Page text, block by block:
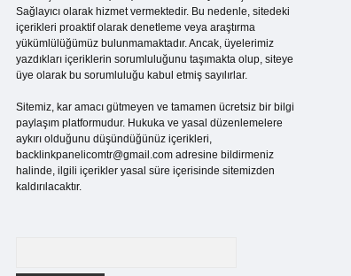
Sağlayıcı olarak hizmet vermektedir. Bu nedenle, sitedeki
içerikleri proaktif olarak denetleme veya araştırma
yükümlülüğümüz bulunmamaktadır. Ancak, üyelerimiz
yazdıkları içeriklerin sorumluluğunu taşımakta olup, siteye
üye olarak bu sorumluluğu kabul etmiş sayılırlar.
Sitemiz, kar amacı gütmeyen ve tamamen ücretsiz bir bilgi
paylaşım platformudur. Hukuka ve yasal düzenlemelere
aykırı olduğunu düşündüğünüz içerikleri,
backlinkpanelicomtr@gmail.comadresine bildirmeniz
halinde, ilgili içerikler yasal süre içerisinde sitemizden
kaldırılacaktır.